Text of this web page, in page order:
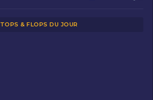
TOPS & FLOPS DU JOUR